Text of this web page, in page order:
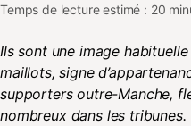
Temps de lecture estimé : 20
Ils sont une image
maillots, signe
supporters outre-Manche,
nombreux dans les